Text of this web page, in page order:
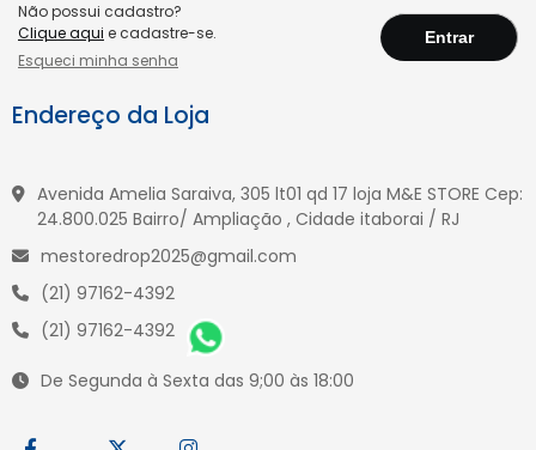
Não possui cadastro?
Clique aqui e cadastre-se.
Esqueci minha senha
Endereço da Loja
Avenida Amelia Saraiva, 305 lt01 qd 17 loja M&E STORE Cep:
24.800.025 Bairro/ Ampliação , Cidade itaborai / RJ
mestoredrop2025@gmail.com
(21) 97162-4392
(21) 97162-4392
De Segunda à Sexta das 9;00 às 18:00